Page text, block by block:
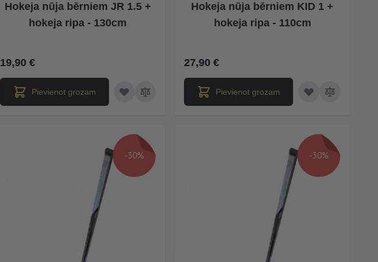
Hokeja nūja bērniem JR 1.5 +
hokeja ripa - 130cm
19,90 €
Pievienot grozam
Hokeja nūja bērniem KID 1 +
hokeja ripa - 110cm
27,90 €
Pievienot grozam
-30% -30%